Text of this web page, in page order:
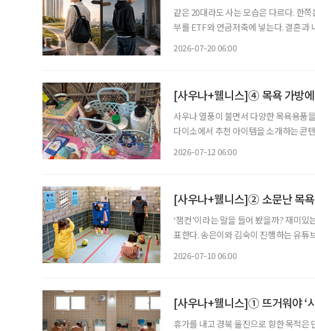
같은 20대라도 사는 모습은 다르다. 한
부를 ETF와 연금저축에 넣는다. 결혼과
2026-07-20 06:00
[사우나+웰니스]④ 목욕 가방에
사우나 열풍이 불면서 다양한 목욕용품
다이소에서 추천 아이템을 소개하는 콘
2026-07-12 06:00
[사우나+웰니스]② 소문난 목
‘잼컨’이라는 말을 들어 봤을까? 재미
표한다. 송은이와 김숙이 진행하는 유튜
2026-07-10 06:00
[사우나+웰니스]① 뜨거워야 ‘
휴가를 내고 경북 울진으로 향한 목적은